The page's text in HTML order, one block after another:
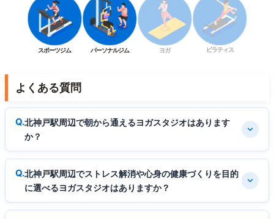
スポーツジム パーソナルジム ヨガ ピラティス
よくある質問
北神戸駅周辺で朝から通えるヨガスタジオはあります
か？
北神戸駅周辺でストレス解消や心身の健康づくりを目的
に選べるヨガスタジオはありますか？